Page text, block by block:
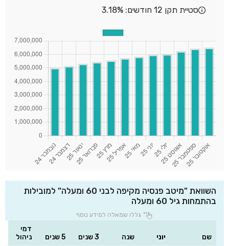
סטיית תקן 12 חודשים: 3.18%
השוואת "מיטב פנסיה מקיפה לבני 60 ומעלה" למובילות
בהתמחות גיל 60 ומעלה
גללו שמאלה למידע נוסף
שם יוני שנה 3 שנים 5 שנים
דמי
ניהול